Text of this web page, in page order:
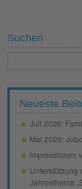
Suchen
Neueste
Juli 2026:
Mai 2026:
Impressionen
Unterstützung
Jahresthema